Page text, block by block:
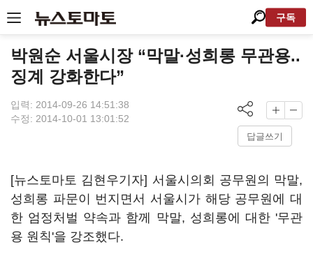
구독
박원순 서울시장 “막말·성희롱 무관용..
징계 강화한다”
입력: 2014-09-26 14:51:38
수정: 2014-10-01 13:01:52
답글쓰기
[뉴스토마토 김현우기자] 서울시의회 공무원의 막말,
성희롱 파문이 번지면서 서울시가 해당 공무원에 대
한 엄정처벌 약속과 함께 막말, 성희롱에 대한 '무관
용 원칙'을 강조했다.